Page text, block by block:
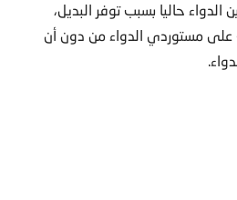
الدواء حاليا بسبب توفر البديل،
على مستوردي الدواء من دون أن